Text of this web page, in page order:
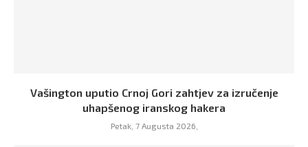
Vašington uputio Crnoj Gori zahtjev za izručenje
uhapšenog iranskog hakera
Petak, 7 Augusta 2026,